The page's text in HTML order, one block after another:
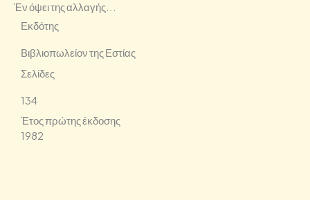
Έν όψει της αλλαγής...
Εκδότης
Βιβλιοπωλείον της Εστίας
Σελίδες
134
Έτος πρώτης έκδοσης
1982